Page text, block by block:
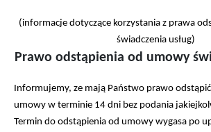
(informacje dotyczące korzystania z prawa
świadczenia usług)
Prawo odstąpienia od umowy
Informujemy, ze mają Państwo prawo
umowy w terminie 14 dni bez podania
Termin do odstąpienia od umowy wygasa po